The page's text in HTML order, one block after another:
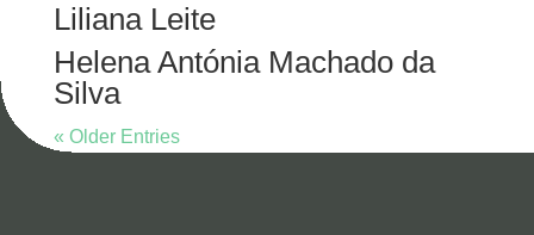
Liliana Leite
Helena Antónia Machado da
Silva
« Older Entries